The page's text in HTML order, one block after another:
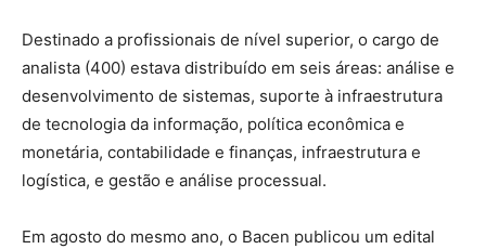
Destinado a profissionais de nível superior, o cargo de
analista (400) estava distribuído em seis áreas: análise e
desenvolvimento de sistemas, suporte à infraestrutura
de tecnologia da informação, política econômica e
monetária, contabilidade e finanças, infraestrutura e
logística, e gestão e análise processual.
Em agosto do mesmo ano, o Bacen publicou um edital